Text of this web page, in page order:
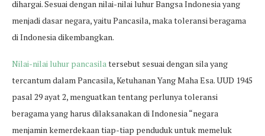
dihargai. Sesuai dengan nilai-nilai luhur Bangsa Indonesia yang
menjadi dasar negara, yaitu Pancasila, maka toleransi beragama
di Indonesia dikembangkan.
Nilai-nilai luhur pancasilatersebut sesuai dengan sila yang
tercantum dalam Pancasila, Ketuhanan Yang Maha Esa. UUD 1945
pasal 29 ayat 2, menguatkan tentang perlunya toleransi
beragama yang harus dilaksanakan di Indonesia “negara
menjamin kemerdekaan tiap-tiap penduduk untuk memeluk